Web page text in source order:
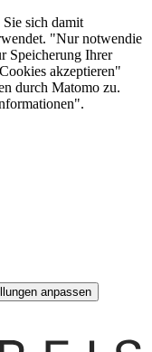
sich damit
"Nur notwendie
Speicherung Ihrer
akzeptieren"
durch Matomo zu.
anpassen